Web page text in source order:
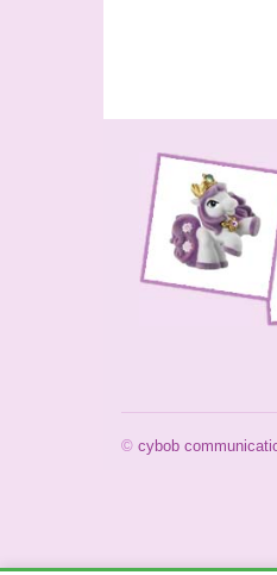
© cybob